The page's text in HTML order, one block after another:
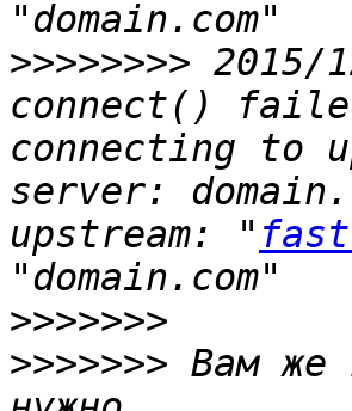
>>>>>>>> 2015/
connect()
connecting to
server:
upstream: "
>>>>>>>
>>>>>>> Вам же